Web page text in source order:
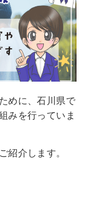
めに、石川県で
みを行っていま
紹介します。